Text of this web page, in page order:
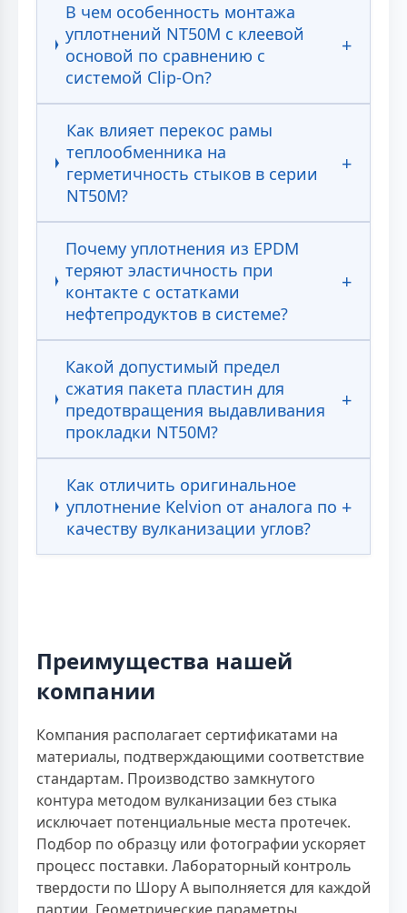
В чем особенность монтажа
уплотнений NT50M с клеевой
основой по сравнению с
системой Clip-On?
Как влияет перекос рамы
теплообменника на
герметичность стыков в серии
NT50M?
Почему уплотнения из EPDM
теряют эластичность при
контакте с остатками
нефтепродуктов в системе?
Какой допустимый предел
сжатия пакета пластин для
предотвращения выдавливания
прокладки NT50M?
Как отличить оригинальное
уплотнение Kelvion от аналога по
качеству вулканизации углов?
Преимущества нашей
компании
Компания располагает сертификатами на
материалы, подтверждающими соответствие
стандартам. Производство замкнутого
контура методом вулканизации без стыка
исключает потенциальные места протечек.
Подбор по образцу или фотографии ускоряет
процесс поставки. Лабораторный контроль
твердости по Шору А выполняется для каждой